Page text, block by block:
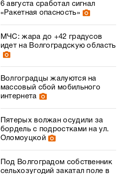
6 августа сработал сигнал
«Ракетная опасность»
МЧС: жара до +42 градусов
идет на Волгоградскую область
Волгоградцы жалуются на
массовый сбой мобильного
интернета
Пятерых волжан осудили за
бордель с подростками на ул.
Оломоуцкой
Под Волгоградом собственник
сельхозугодий закатал поле в